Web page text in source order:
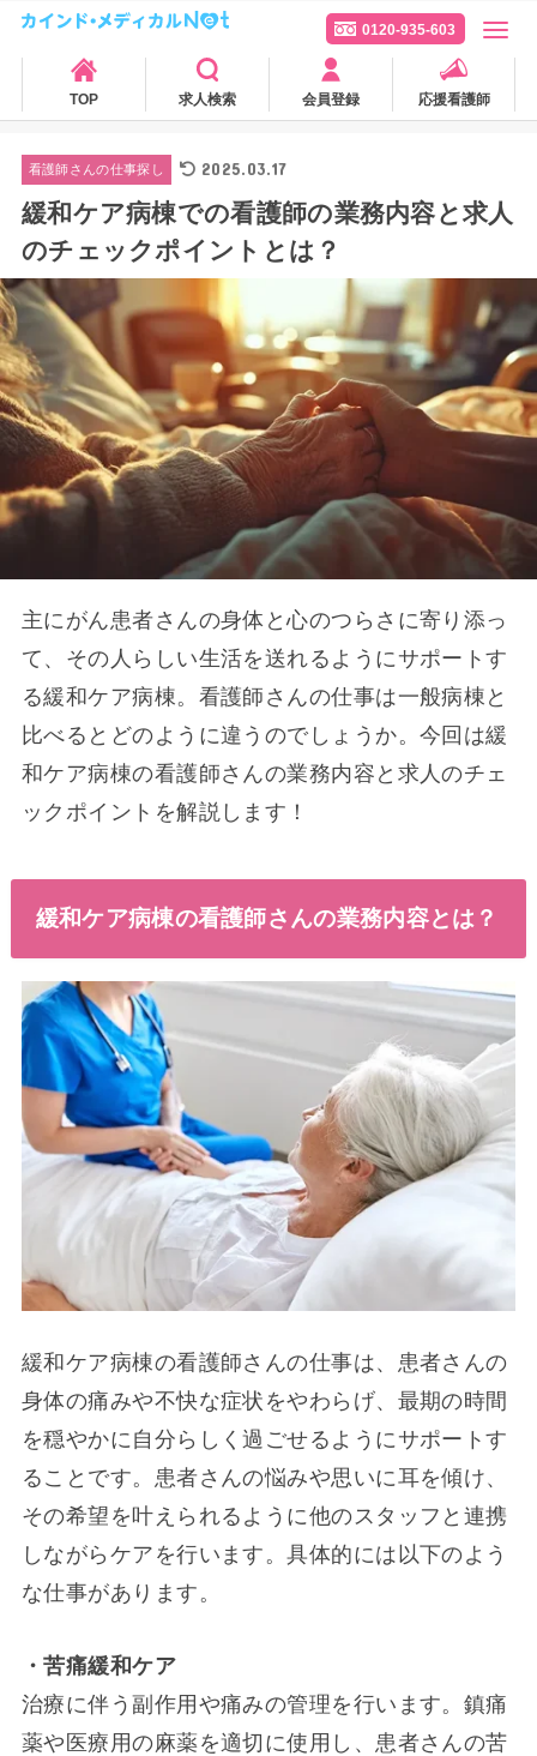
0120-935-603
TOP 求人検索 会員登録 応援看護師
看護師さんの仕事探し 2025.03.17
緩和ケア病棟での看護師の業務内容と求人
のチェックポイントとは？
主にがん患者さんの身体と心のつらさに寄り添っ
て、その人らしい生活を送れるようにサポートす
る緩和ケア病棟。看護師さんの仕事は一般病棟と
比べるとどのように違うのでしょうか。今回は緩
和ケア病棟の看護師さんの業務内容と求人のチェ
ックポイントを解説します！
緩和ケア病棟の看護師さんの業務内容とは？
緩和ケア病棟の看護師さんの仕事は、患者さんの
身体の痛みや不快な症状をやわらげ、最期の時間
を穏やかに自分らしく過ごせるようにサポートす
ることです。患者さんの悩みや思いに耳を傾け、
その希望を叶えられるように他のスタッフと連携
しながらケアを行います。具体的には以下のよう
な仕事があります。
・苦痛緩和ケア
治療に伴う副作用や痛みの管理を行います。鎮痛
薬や医療用の麻薬を適切に使用し、患者さんの苦